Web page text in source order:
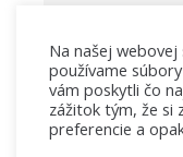
domény za
pokračujú
svojho
so sumou
Na našej webovej
používame
vám poskytli čo
zážitok tým, že si
preferencie a